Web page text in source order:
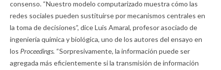
consenso. “Nuestro modelo computarizado muestra cómo las
redes sociales pueden sustituirse por mecanismos centrales en
la toma de decisiones”, dice Luis Amaral, profesor asociado de
ingeniería química y biológica, uno de los autores del ensayo en
los Proceedings. “Sorpresivamente, la información puede ser
agregada más eficientemente si la transmisión de información